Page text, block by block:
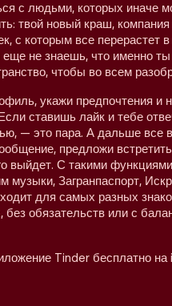
с людьми, которых иначе
твой новый краш,
с которым все перерастет
не знаешь, что именно
чтобы во всем
укажи предпочтения и
ставишь лайк и тебе
— это пара. А дальше все в
предложи
выйдет. С такими
музыки, Загранпаспорт,
для самых разных
без обязательств или с
Tinder бесплатно на